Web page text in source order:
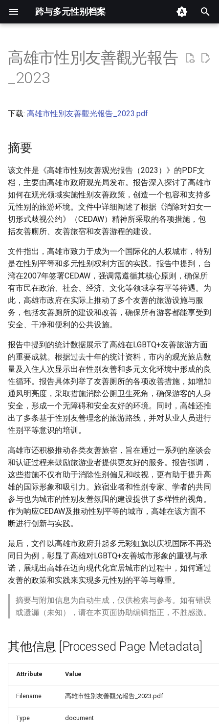
跨与多元性别档案
入
以
开
摘要
高雄市性別友善觀光報告
_2023
下载: 高雄市性別友善觀光報告_2023.pdf
摘要
该文件是《高雄市性别友善观光报告（2023）》的PDF文
档，主要由高雄市政府观光局发布。报告深入探讨了高雄市
如何在观光领域实施性别友善政策，创造一个包容和支持多
元性别的旅游环境。文件中详细阐述了根据《消除对妇女一
切形式歧视公约》（CEDAW）精神所采取的各项措施，包
括友善廁所、友善旅宿和友善游程的建设。
文件指出，高雄市致力于成为一个国际化的人权城市，特别
是在性别平等和多元性别权利方面的实践。报告中提到，台
湾在2007年签署CEDAW，强调需遵循其核心原则，确保所
有市民在政治、社会、经济、文化等领域享有平等待遇。为
此，高雄市政府在实际上推动了多个友善的旅游设施与服
务，包括友善厕所的建设和改善，确保所有游客都能享受到
安全、干净和便利的公共设施。
报告中提到的统计数据展示了高雄在LGBTQ+友善旅游方面
的重要成就。根据过去十年的统计资料，市内的观光旅店数
量及入住人次显示出在性别友善和多元文化环境中形成的良
性循环。报告具体列举了友善厕所的各项改善措施，如增加
通风明亮度，采取措施消除公厕卫生死角，确保游客的人身
安全，形成一个无障碍和安全友好的环境。同时，高雄还推
出了多条基于性别友善理念的旅游路线，并对从业人员进行
性别平等意识的培训。
高雄市还积极推动各类友善旅宿，旨在通过一系列的座谈会
和认证过程来鼓励旅游业者提供更友好的服务。报告强调，
这些措施不仅有助于消除性别偏见和歧视，更有助于提升高
雄的国际形象和吸引力。旅宿业者和性别专家、学者的共同
参与也为城市的性别友善氛围的建设提供了多样性的视角。
作为响应CEDAW及推动性别平等的城市，高雄在该方面不
断进行创新与实践。
最后，文件以高雄市政府升起多元彩虹旗以庆祝国际不再恐
同日为例，彰显了高雄对LGBTQ+友善城市形象的重视与承
诺，展现出高雄在迈向现代化宜居城市的过程中，如何通过
友善的政策和实践来实现多元性别的平等与尊重。
摘要与附加信息为自动生成，仅供检索与参考。如有错误
或遗漏（未知），请在本页面协助编辑指正，不胜感激。
其他信息 [Processed Page Metadata]
Attribute Value
Filename 高雄市性別友善觀光報告_2023.pdf
Type document